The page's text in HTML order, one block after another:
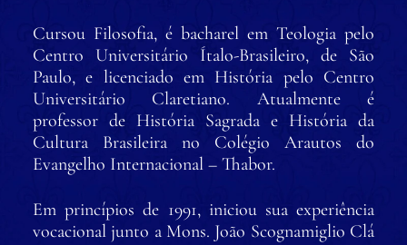
Cursou Filosofia, é bacharel em Teologia pelo
Centro Universitário Ítalo-Brasileiro, de São
Paulo, e licenciado em História pelo Centro
Universitário Claretiano. Atualmente é
professor de História Sagrada e História da
Cultura Brasileira no Colégio Arautos do
Evangelho Internacional – Thabor.
Em princípios de 1991, iniciou sua experiência
vocacional junto a Mons. João Scognamiglio Clá